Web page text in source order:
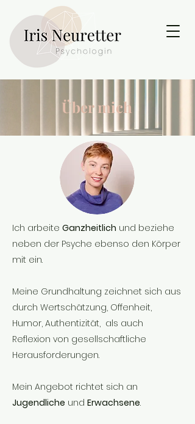
Über mich
Ich arbeite Ganzheitlich und beziehe
neben der Psyche ebenso den Körper
mit ein.
Meine Grundhaltung zeichnet sich aus
durch Wertschätzung, Offenheit,
Humor, Authentizität, als auch
Reflexion von gesellschaftliche
Herausforderungen.
Mein Angebot richtet sich an
Jugendliche und Erwachsene.